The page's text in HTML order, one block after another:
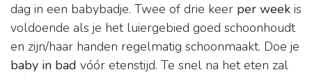
dag in een babybadje. Twee of drie keer per week is
voldoende als je het luiergebied goed schoonhoudt
en zijn/haar handen regelmatig schoonmaakt. Doe je
baby in bad vóór etenstijd. Te snel na het eten zal